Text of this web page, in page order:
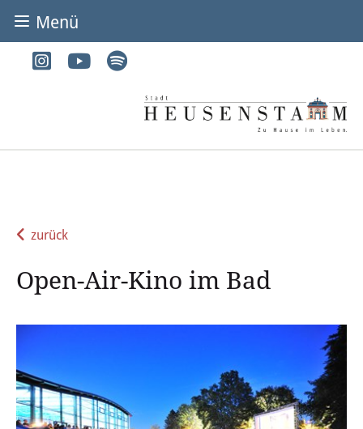
zurück
Open-Air-Kino im Bad
Menü
BÜRGER & STADT
Heirat
Wertstoffhof
Wasser & Abwasser